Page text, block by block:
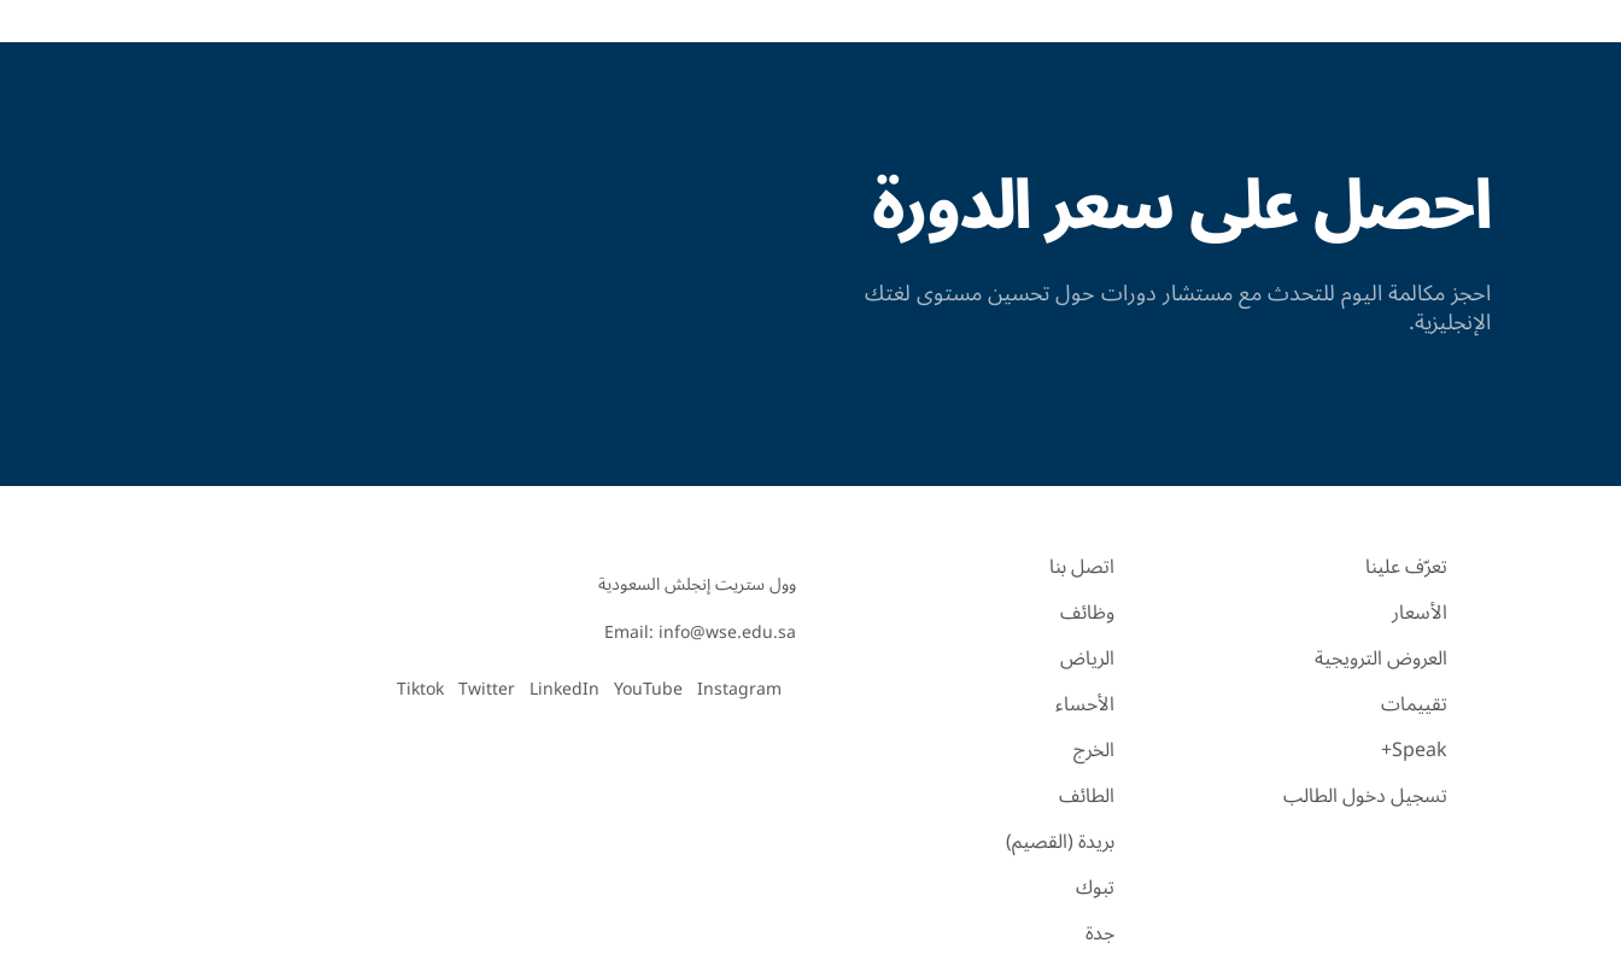
احصل على سعر الدورة
احجز مكالمة اليوم للتحدث مع مستشار دورات حول تحسين مستوى لغتك
الإنجليزية.
تعرّف علينا
الأسعار
العروض الترويجية
تقييمات
Speak+
تسجيل دخول الطالب
اتصل بنا
وظائف
الرياض
الأحساء
الخرج
الطائف
بريدة (القصيم)
تبوك
جدة
Email: info@wse.edu.sa
Instagram
YouTube
LinkedIn
Twitter
Tiktok